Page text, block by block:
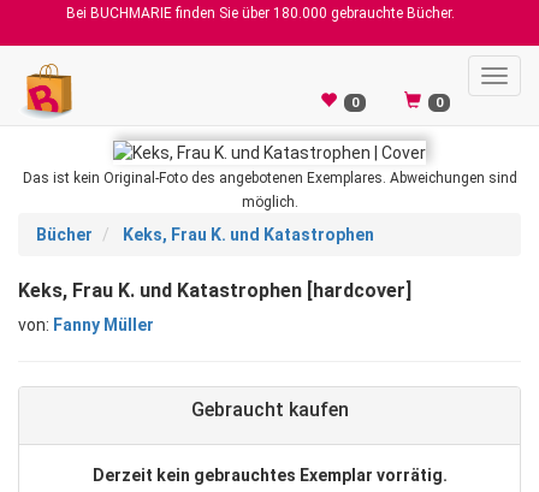
Bei BUCHMARIE finden Sie über 180.000 gebrauchte Bücher.
0 0
Das ist kein Original-Foto des angebotenen Exemplares. Abweichungen sind
möglich.
Bücher Keks, Frau K. und Katastrophen
Keks, Frau K. und Katastrophen [hardcover]
von: Fanny Müller
Gebraucht kaufen
Derzeit kein gebrauchtes Exemplar vorrätig.